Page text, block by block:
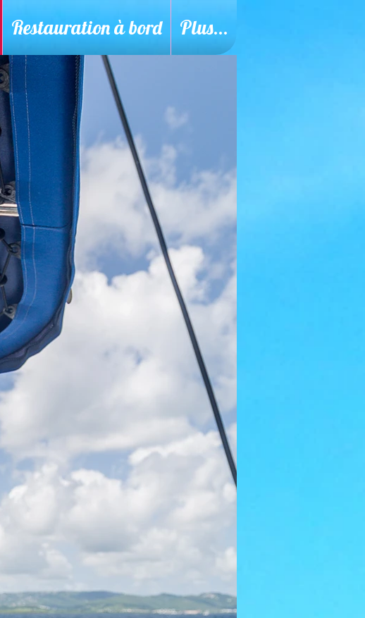
Restauration à bord Plus...